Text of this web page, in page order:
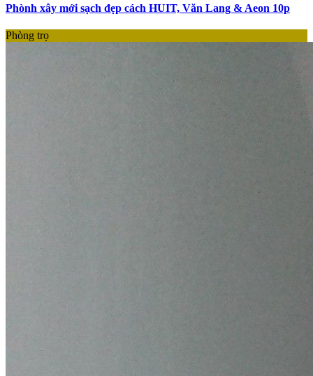
Phònh xây mới sạch đẹp cách HUIT, Văn Lang & Aeon 10p
Phòng trọ